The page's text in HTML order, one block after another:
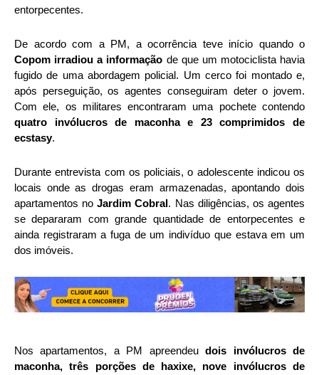
entorpecentes.
De acordo com a PM, a ocorrência teve início quando o
Copom irradiou a informação de que um motociclista havia
fugido de uma abordagem policial. Um cerco foi montado e,
após perseguição, os agentes conseguiram deter o jovem.
Com ele, os militares encontraram uma pochete contendo
quatro invólucros de maconha e 23 comprimidos de
ecstasy.
Durante entrevista com os policiais, o adolescente indicou os
locais onde as drogas eram armazenadas, apontando dois
apartamentos noJardim Cobral. Nas diligências, os agentes
se depararam com grande quantidade de entorpecentes e
ainda registraram a fuga de um indivíduo que estava em um
dos imóveis.
Nos apartamentos, a PM apreendeudois invólucros de
maconha, três porções de haxixe, nove invólucros de